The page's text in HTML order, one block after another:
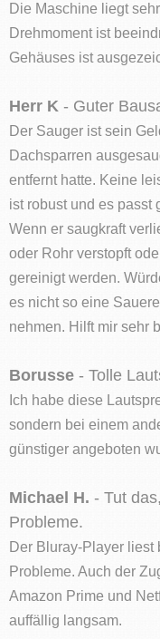
Die Maschine liegt
Drehmoment ist
Gehäuses ist
Herr K - Guter
Der Sauger ist sein
Dachsparren
entfernt hatte. Keine
ist robust und es passt
Wenn er saugkraft
oder Rohr verstopft
gereinigt werden.
es nicht so eine
nehmen. Hilft mir sehr
Borusse - Tolle
Ich habe diese
sondern bei einem
günstiger angeboten
Michael H. - Tut
Probleme.
Der Bluray-Player liest
Probleme. Auch der
Amazon Prime und
auffällig langsam.